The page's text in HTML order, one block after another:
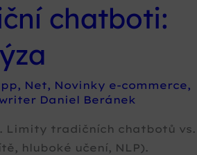
chatboti:
, Net, Novinky e-commerce,
Daniel Beránek
Limity tradičních chatbotů vs.
hluboké učení, NLP).